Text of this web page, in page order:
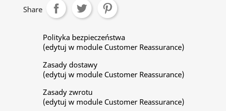
Share
Polityka bezpieczeństwa
(edytuj w module Customer Reassurance)
Zasady dostawy
(edytuj w module Customer Reassurance)
Zasady zwrotu
(edytuj w module Customer Reassurance)